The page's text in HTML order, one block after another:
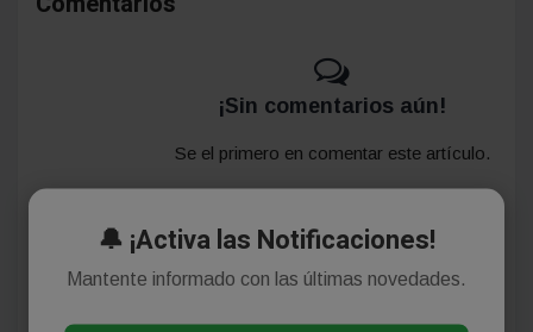
¡Sin comentarios aún!
Se el primero en comentar este artículo.
Deja tu comentario
🔔 ¡Activa las Notificaciones!
Mantente informado con las últimas novedades.